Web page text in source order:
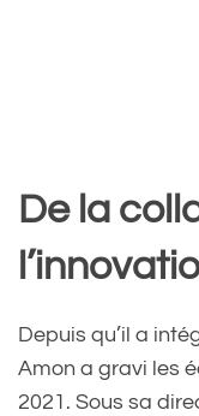
De la
Depuis qu’il a
Amon a gravi les
2021. Sous sa